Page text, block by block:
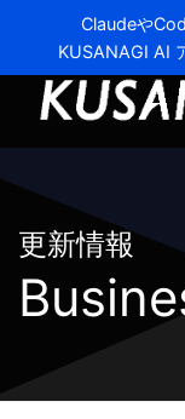
Claudeや
KUSANAGI AI
更新情報